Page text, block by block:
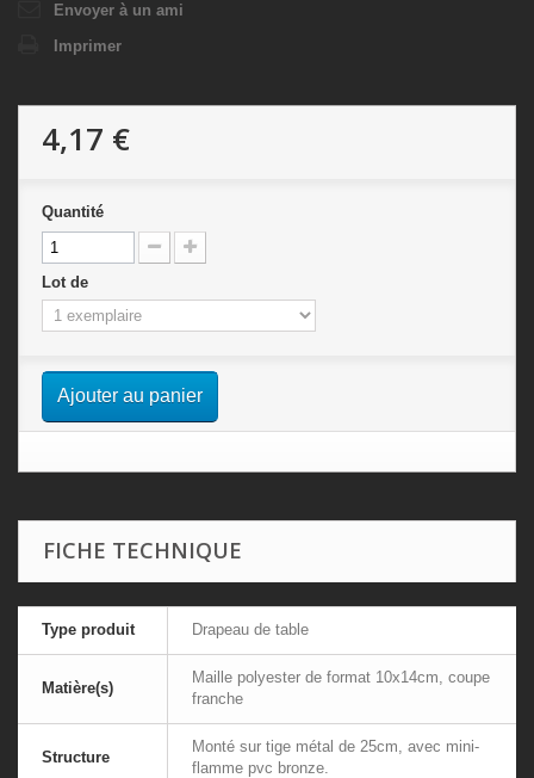
Envoyer à un ami
Imprimer
4,17 €
Quantité
Lot de
Ajouter au panier
FICHE TECHNIQUE
Type produit Drapeau de table
Matière(s)
Maille polyester de format 10x14cm, coupe
franche
Structure
Monté sur tige métal de 25cm, avec mini-
flamme pvc bronze.